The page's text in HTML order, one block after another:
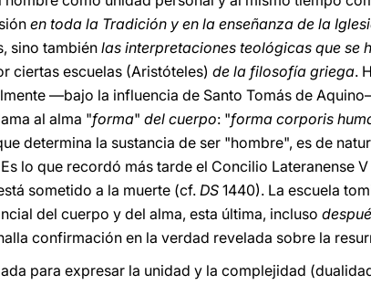
en toda la Tradición y en la enseñanza de la
sino tambiénlas interpretaciones teológicas que se
ciertas escuelas (Aristóteles) de la filosofía griega.
—bajo la influencia de Santo Tomás de
al alma "forma" del cuerpo: "forma corporis
determina la sustancia de ser "hombre", es de
lo que recordó más tarde el Concilio Lateranense V
sometido a la muerte (cf. DS 1440). La escuela
del cuerpo y del alma, esta última, incluso
confirmación en la verdad revelada sobre la
para expresar la unidad y la complejidad